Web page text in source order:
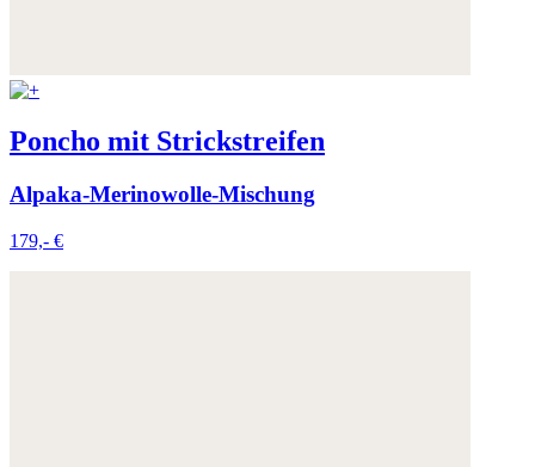
Poncho mit Strickstreifen
Alpaka-Merinowolle-Mischung
179,- €